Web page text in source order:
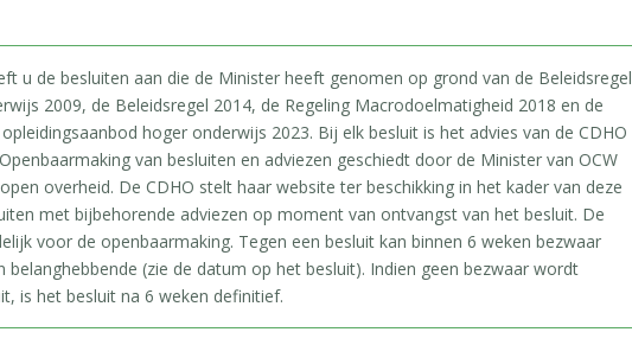
u de besluiten aan die de Minister heeft genomen op grond van de Beleidsregel
2009, de Beleidsregel 2014, de Regeling Macrodoelmatigheid 2018 en de
hoger onderwijs 2023. Bij elk besluit is het advies van de CDHO
van besluiten en adviezen geschiedt door de Minister van OCW
overheid. De CDHO stelt haar website ter beschikking in het kader van deze
met bijbehorende adviezen op moment van ontvangst van het besluit. De
voor de openbaarmaking. Tegen een besluit kan binnen 6 weken bezwaar
(zie de datum op het besluit). Indien geen bezwaar wordt
is het besluit na 6 weken definitief.